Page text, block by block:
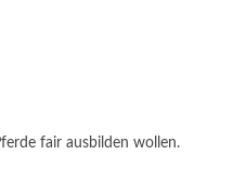
fair ausbilden wollen.